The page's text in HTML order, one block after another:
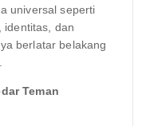
universal seperti
identitas, dan
berlatar belakang
Teman